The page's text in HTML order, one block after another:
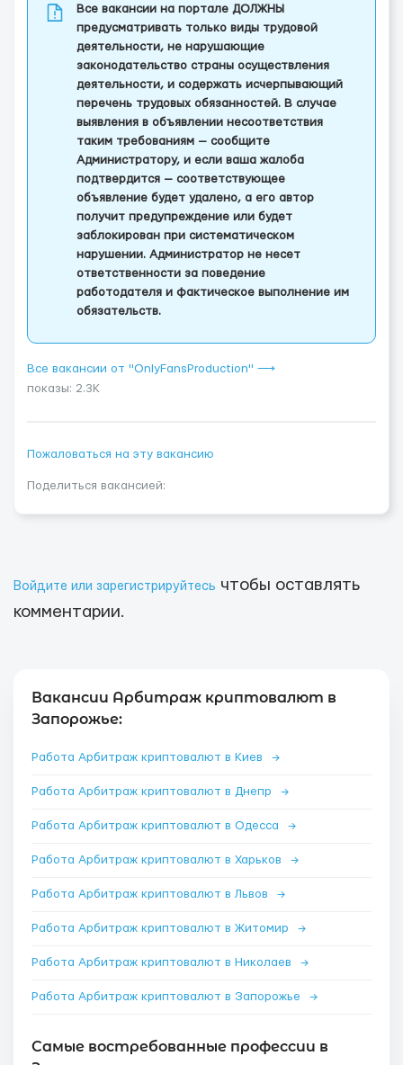
Все вакансии на портале ДОЛЖНЫ
предусматривать только виды трудовой
деятельности, не нарушающие
законодательство страны осуществления
деятельности, и содержать исчерпывающий
перечень трудовых обязанностей. В случае
выявления в объявлении несоответствия
таким требованиям — сообщите
Администратору, и если ваша жалоба
подтвердится — соответствующее
объявление будет удалено, а его автор
получит предупреждение или будет
заблокирован при систематическом
нарушении. Администратор не несет
ответственности за поведение
работодателя и фактическое выполнение им
обязательств.
Все вакансии от "OnlyFansProduction" ⟶
показы: 2.3K
Пожаловаться на эту вакансию
Поделиться вакансией:
Войдите или зарегистрируйтесь чтобы оставлять
комментарии.
Вакансии Арбитраж криптовалют в
Запорожье:
Работа Арбитраж криптовалют в Киев →
Работа Арбитраж криптовалют в Днепр →
Работа Арбитраж криптовалют в Одесса →
Работа Арбитраж криптовалют в Харьков →
Работа Арбитраж криптовалют в Львов →
Работа Арбитраж криптовалют в Житомир →
Работа Арбитраж криптовалют в Николаев →
Работа Арбитраж криптовалют в Запорожье →
Самые востребованные профессии в